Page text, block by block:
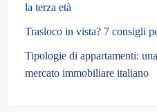
la terza età
Trasloco in vista? 7 consigli
Tipologie di appartamenti:
mercato immobiliare italiano